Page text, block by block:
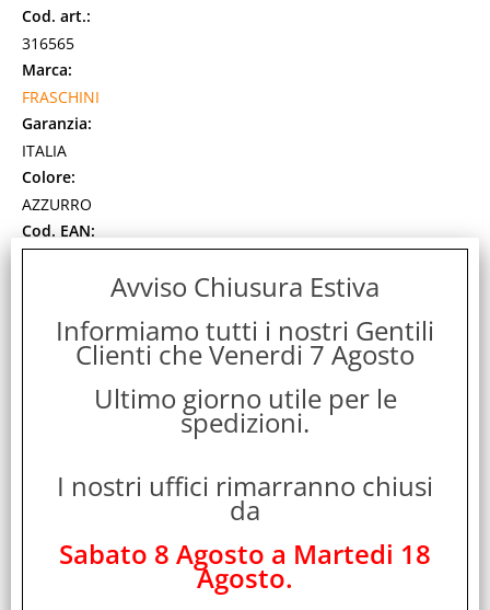
Cod. art.:
316565
Marca:
FRASCHINI
Garanzia:
ITALIA
Colore:
AZZURRO
Cod. EAN:
Cod. Produttore:
Cartellina 3 lembi realizzata in pura cellulosa (Bristol) da gr.
200 in 5 colori brillanti. Formato 25X33
Disponibilità:
Non Disponibile
Avviso Chiusura Estiva
Informiamo tutti i nostri Gentili
Clienti che Venerdi 7 Agosto
Ultimo giorno utile per le
spedizioni.
I nostri uffici rimarranno chiusi
da
Sabato 8 Agosto a Martedi 18
Agosto.